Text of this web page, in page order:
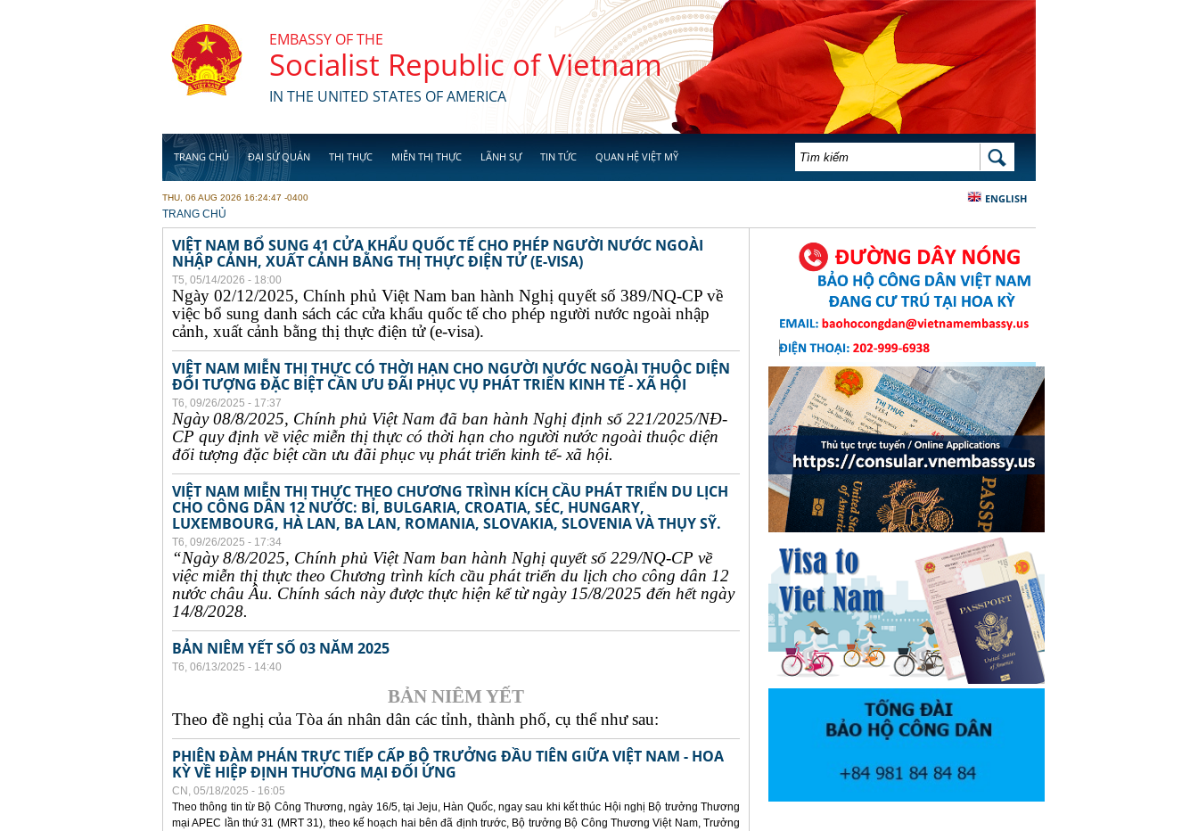
EMBASSY OF THE
Socialist Republic of Vietnam
IN THE UNITED STATES OF AMERICA
TRANG CHỦ ĐẠI SỨ QUÁN THỊ THỰC MIỄN THỊ THỰC LÃNH SỰ TIN TỨC QUAN HỆ VIỆT MỸ BIỂU MẪU TÌM KIẾM TÌM KIẾM
ENGLISH
THU, 06 AUG 2026 16:24:47 -0400
YOU ARE HERE
TRANG CHỦ
VIỆT NAM BỔ SUNG 41 CỬA KHẨU QUỐC TẾ CHO PHÉP NGƯỜI NƯỚC NGOÀI
NHẬP CẢNH, XUẤT CẢNH BẰNG THỊ THỰC ĐIỆN TỬ (E-VISA)
T5, 05/14/2026 - 18:00
Ngày 02/12/2025, Chính phủ Việt Nam ban hành Nghị quyết số 389/NQ-CP về
việc bổ sung danh sách các cửa khẩu quốc tế cho phép người nước ngoài nhập
cảnh, xuất cảnh bằng thị thực điện tử (e-visa).
VIỆT NAM MIỄN THỊ THỰC CÓ THỜI HẠN CHO NGƯỜI NƯỚC NGOÀI THUỘC DIỆN
ĐỐI TƯỢNG ĐẶC BIỆT CẦN ƯU ĐÃI PHỤC VỤ PHÁT TRIỂN KINH TẾ - XÃ HỘI
T6, 09/26/2025 - 17:37
Ngày 08/8/2025, Chính phủ Việt Nam đã ban hành Nghị định số 221/2025/NĐ-
CP quy định về việc miễn thị thực có thời hạn cho người nước ngoài thuộc diện
đối tượng đặc biệt cần ưu đãi phục vụ phát triển kinh tế- xã hội.
VIỆT NAM MIỄN THỊ THỰC THEO CHƯƠNG TRÌNH KÍCH CẦU PHÁT TRIỂN DU LỊCH
CHO CÔNG DÂN 12 NƯỚC: BỈ, BULGARIA, CROATIA, SÉC, HUNGARY,
LUXEMBOURG, HÀ LAN, BA LAN, ROMANIA, SLOVAKIA, SLOVENIA VÀ THỤY SỸ.
T6, 09/26/2025 - 17:34
“Ngày 8/8/2025, Chính phủ Việt Nam ban hành Nghị quyết số 229/NQ-CP về
việc miễn thị thực theo Chương trình kích cầu phát triển du lịch cho công dân 12
nước châu Âu. Chính sách này được thực hiện kể từ ngày 15/8/2025 đến hết ngày
14/8/2028.
BẢN NIÊM YẾT SỐ 03 NĂM 2025
T6, 06/13/2025 - 14:40
BẢN NIÊM YẾT
Theo đề nghị của Tòa án nhân dân các tỉnh, thành phố, cụ thể như sau:
PHIÊN ĐÀM PHÁN TRỰC TIẾP CẤP BỘ TRƯỞNG ĐẦU TIÊN GIỮA VIỆT NAM - HOA
KỲ VỀ HIỆP ĐỊNH THƯƠNG MẠI ĐỐI ỨNG
CN, 05/18/2025 - 16:05
Theo thông tin từ Bộ Công Thương, ngày 16/5, tại Jeju, Hàn Quốc, ngay sau khi kết thúc Hội nghị Bộ trưởng Thương
mại APEC lần thứ 31 (MRT 31), theo kế hoạch hai bên đã định trước, Bộ trưởng Bộ Công Thương Việt Nam, Trưởng